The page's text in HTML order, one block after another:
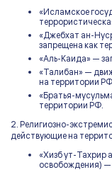
«Исламское
«Джебхат ан-
запрещена как
«Аль-Каида» —
«Талибан» —
на территории
«Братья-
территории РФ.
2. Религиозно-
действующие на
«Хизб ут-Тахрир
освобождения) —